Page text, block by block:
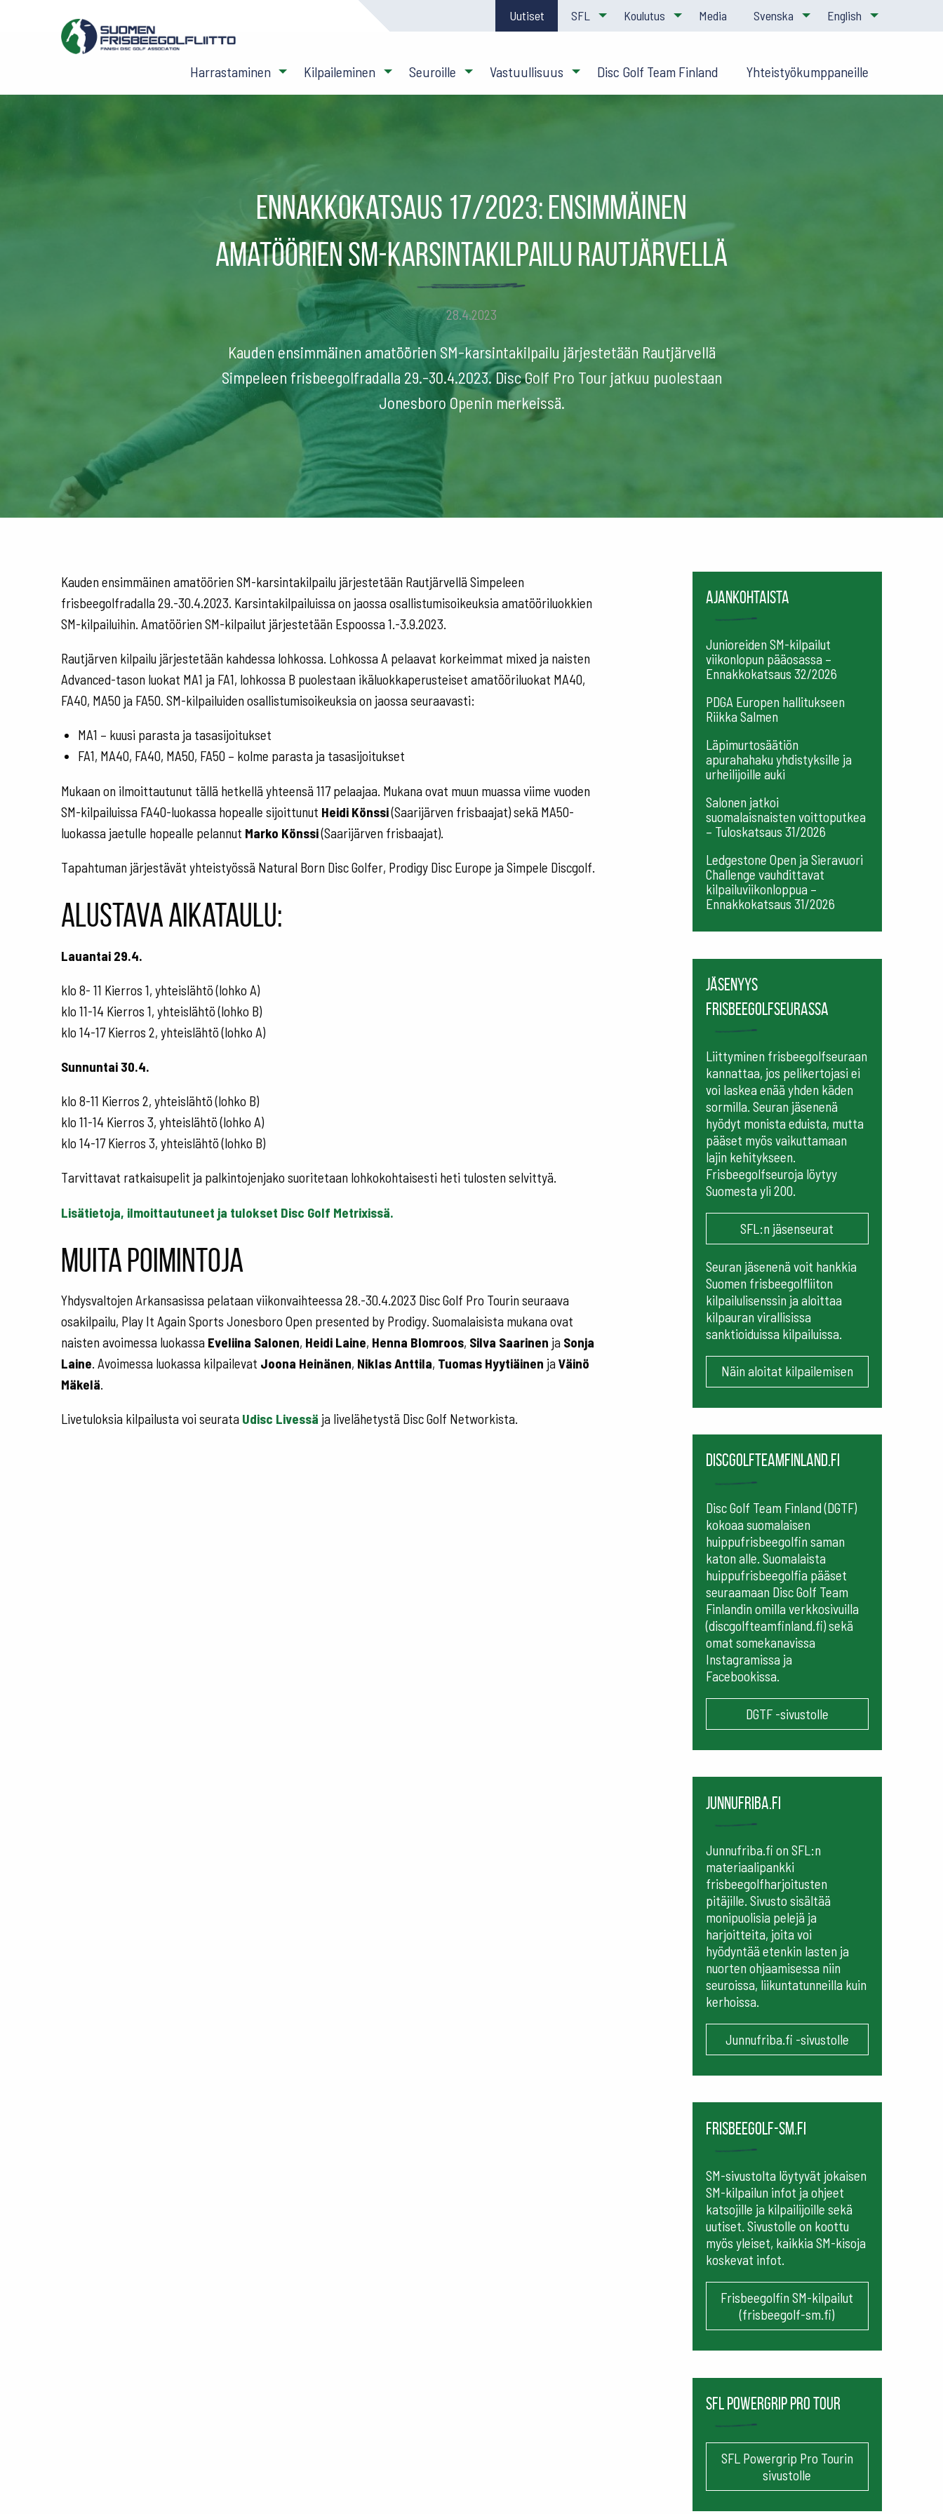
Uutiset SFL Koulutus Media Svenska English
Harrastaminen Kilpaileminen Seuroille Vastuullisuus Disc Golf Team Finland Yhteistyökumppaneille
Ennakkokatsaus 17/2023: Ensimmäinen
amatöörien SM-karsintakilpailu Rautjärvellä
28.4.2023
Kauden ensimmäinen amatöörien SM-karsintakilpailu järjestetään Rautjärvellä
Simpeleen frisbeegolfradalla 29.-30.4.2023. Disc Golf Pro Tour jatkuu puolestaan
Jonesboro Openin merkeissä.
Kauden ensimmäinen amatöörien SM-karsintakilpailu järjestetään Rautjärvellä Simpeleen
frisbeegolfradalla 29.-30.4.2023. Karsintakilpailuissa on jaossa osallistumisoikeuksia amatööriluokkien
SM-kilpailuihin. Amatöörien SM-kilpailut järjestetään Espoossa 1.-3.9.2023.
Rautjärven kilpailu järjestetään kahdessa lohkossa. Lohkossa A pelaavat korkeimmat mixed ja naisten
Advanced-tason luokat MA1 ja FA1, lohkossa B puolestaan ikäluokkaperusteiset amatööriluokat MA40,
FA40, MA50 ja FA50. SM-kilpailuiden osallistumisoikeuksia on jaossa seuraavasti:
MA1 – kuusi parasta ja tasasijoitukset
FA1, MA40, FA40, MA50, FA50 – kolme parasta ja tasasijoitukset
Mukaan on ilmoittautunut tällä hetkellä yhteensä 117 pelaajaa. Mukana ovat muun muassa viime vuoden
SM-kilpailuissa FA40-luokassa hopealle sijoittunut Heidi Könssi(Saarijärven frisbaajat) sekä MA50-
luokassa jaetulle hopealle pelannut Marko Könssi(Saarijärven frisbaajat).
Tapahtuman järjestävät yhteistyössä Natural Born Disc Golfer, Prodigy Disc Europe ja Simpele Discgolf.
Alustava aikataulu:
Lauantai 29.4.
klo 8- 11 Kierros 1, yhteislähtö (lohko A)
klo 11-14 Kierros 1, yhteislähtö (lohko B)
klo 14-17 Kierros 2, yhteislähtö (lohko A)
Sunnuntai 30.4.
klo 8-11 Kierros 2, yhteislähtö (lohko B)
klo 11-14 Kierros 3, yhteislähtö (lohko A)
klo 14-17 Kierros 3, yhteislähtö (lohko B)
Tarvittavat ratkaisupelit ja palkintojenjako suoritetaan lohkokohtaisesti heti tulosten selvittyä.
Lisätietoja, ilmoittautuneet ja tulokset Disc Golf Metrixissä.
Muita poimintoja
Yhdysvaltojen Arkansasissa pelataan viikonvaihteessa 28.-30.4.2023 Disc Golf Pro Tourin seuraava
osakilpailu, Play It Again Sports Jonesboro Open presented by Prodigy. Suomalaisista mukana ovat
naisten avoimessa luokassa Eveliina Salonen, Heidi Laine, Henna Blomroos, Silva Saarinen ja Sonja
Laine. Avoimessa luokassa kilpailevat Joona Heinänen, Niklas Anttila, Tuomas Hyytiäinen ja Väinö
Mäkelä.
Livetuloksia kilpailusta voi seurata Udisc Livessä ja livelähetystä Disc Golf Networkista.
Ajankohtaista
Junioreiden SM-kilpailut
viikonlopun pääosassa –
Ennakkokatsaus 32/2026
PDGA Europen hallitukseen
Riikka Salmen
Läpimurtosäätiön
apurahahaku yhdistyksille ja
urheilijoille auki
Salonen jatkoi
suomalaisnaisten voittoputkea
– Tuloskatsaus 31/2026
Ledgestone Open ja Sieravuori
Challenge vauhdittavat
kilpailuviikonloppua –
Ennakkokatsaus 31/2026
Jäsenyys
frisbeegolfseurassa
Liittyminen frisbeegolfseuraan
kannattaa, jos pelikertojasi ei
voi laskea enää yhden käden
sormilla. Seuran jäsenenä
hyödyt monista eduista, mutta
pääset myös vaikuttamaan
lajin kehitykseen.
Frisbeegolfseuroja löytyy
Suomesta yli 200.
SFL:n jäsenseurat
Seuran jäsenenä voit hankkia
Suomen frisbeegolfliiton
kilpailulisenssin ja aloittaa
kilpauran virallisissa
sanktioiduissa kilpailuissa.
Näin aloitat kilpailemisen
Discgolfteamfinland.fi
Disc Golf Team Finland (DGTF)
kokoaa suomalaisen
huippufrisbeegolfin saman
katon alle. Suomalaista
huippufrisbeegolfia pääset
seuraamaan Disc Golf Team
Finlandin omilla verkkosivuilla
(discgolfteamfinland.fi) sekä
omat somekanavissa
Instagramissa ja
Facebookissa.
DGTF -sivustolle
Junnufriba.fi
Junnufriba.fi on SFL:n
materiaalipankki
frisbeegolfharjoitusten
pitäjille. Sivusto sisältää
monipuolisia pelejä ja
harjoitteita, joita voi
hyödyntää etenkin lasten ja
nuorten ohjaamisessa niin
seuroissa, liikuntatunneilla kuin
kerhoissa.
Junnufriba.fi -sivustolle
frisbeegolf-sm.fi
SM-sivustolta löytyvät jokaisen
SM-kilpailun infot ja ohjeet
katsojille ja kilpailijoille sekä
uutiset. Sivustolle on koottu
myös yleiset, kaikkia SM-kisoja
koskevat infot.
Frisbeegolfin SM-kilpailut
(frisbeegolf-sm.fi)
SFL Powergrip Pro Tour
SFL Powergrip Pro Tourin
sivustolle